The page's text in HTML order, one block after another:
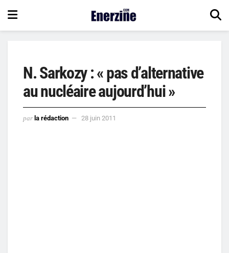
N. Sarkozy : « pas d’alternative
au nucléaire aujourd’hui »
par la rédaction 28 juin 2011